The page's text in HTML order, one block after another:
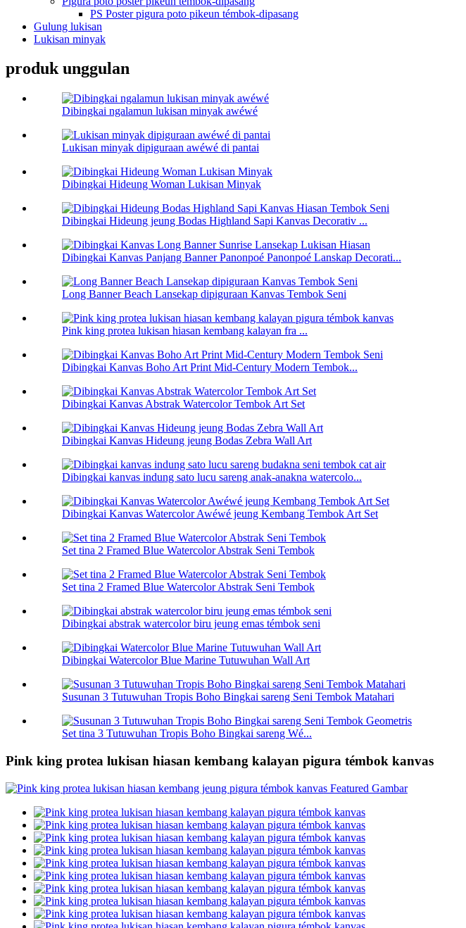
PS Poster pigura poto pikeun témbok-dipasang
Gulung lukisan
Lukisan minyak
produk unggulan
Dibingkai ngalamun lukisan minyak awéwé
Lukisan minyak dipiguraan awéwé di pantai
Dibingkai Hideung Woman Lukisan Minyak
Dibingkai Hideung jeung Bodas Highland Sapi Kanvas Decorativ ...
Dibingkai Kanvas Panjang Banner Panonpoé Panonpoé Lanskap Decorati...
Long Banner Beach Lansekap dipiguraan Kanvas Tembok Seni
Pink king protea lukisan hiasan kembang kalayan fra ...
Dibingkai Kanvas Boho Art Print Mid-Century Modern Tembok...
Dibingkai Kanvas Abstrak Watercolor Tembok Art Set
Dibingkai Kanvas Hideung jeung Bodas Zebra Wall Art
Dibingkai kanvas indung sato lucu sareng anak-anakna watercolo...
Dibingkai Kanvas Watercolor Awéwé jeung Kembang Tembok Art Set
Set tina 2 Framed Blue Watercolor Abstrak Seni Tembok
Set tina 2 Framed Blue Watercolor Abstrak Seni Tembok
Dibingkai abstrak watercolor biru jeung emas témbok seni
Dibingkai Watercolor Blue Marine Tutuwuhan Wall Art
Susunan 3 Tutuwuhan Tropis Boho Bingkai sareng Seni Tembok Matahari
Set tina 3 Tutuwuhan Tropis Boho Bingkai sareng Wé...
Pink king protea lukisan hiasan kembang kalayan pigura témbok kanvas